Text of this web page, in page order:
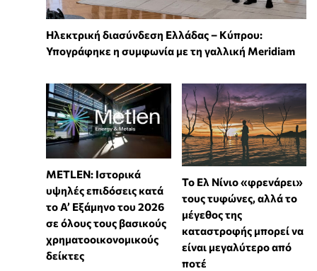
Ηλεκτρική διασύνδεση Ελλάδας – Κύπρου:
Υπογράφηκε η συμφωνία με τη γαλλική Meridiam
METLEN: Ιστορικά
υψηλές επιδόσεις κατά
το Α’ Εξάμηνο του 2026
σε όλους τους βασικούς
χρηματοοικονομικούς
δείκτες
Το Ελ Νίνιο «φρενάρει»
τους τυφώνες, αλλά το
μέγεθος της
καταστροφής μπορεί να
είναι μεγαλύτερο από
ποτέ